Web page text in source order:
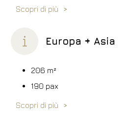
Scopri di più
Europa + Asia
206 m²
190 pax
Scopri di più